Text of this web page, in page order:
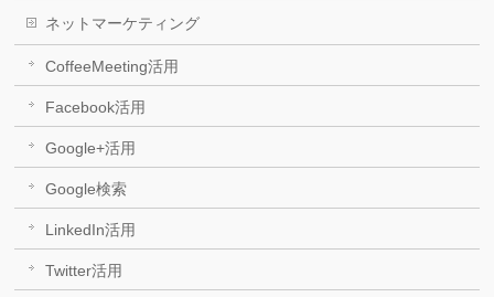
ネットマーケティング
CoffeeMeeting活用
Facebook活用
Google+活用
Google検索
LinkedIn活用
Twitter活用